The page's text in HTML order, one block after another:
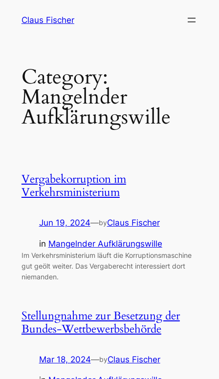
Claus Fischer
Category:
Mangelnder
Aufklärungswille
Vergabekorruption im
Verkehrsministerium
Jun 19, 2024—byClaus Fischer
in Mangelnder Aufklärungswille
Im Verkehrsministerium läuft die Korruptionsmaschine
gut geölt weiter. Das Vergaberecht interessiert dort
niemanden.
Stellungnahme zur Besetzung der
Bundes-Wettbewerbsbehörde
Mar 18, 2024—byClaus Fischer